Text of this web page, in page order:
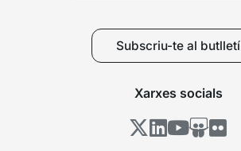
Subscriu-te al butlletí
Xarxes socials